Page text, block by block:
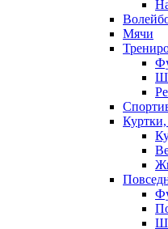
Мячи
Куртки,